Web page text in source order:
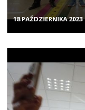
18 PAŹDZIERNIKA 2023